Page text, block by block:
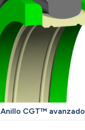
Anillo CGT™ avanzado